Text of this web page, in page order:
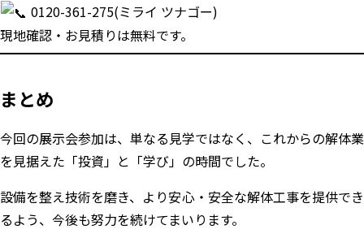
0120-361-275(ミライ ツナゴー)
現地確認・お見積りは無料です。
まとめ
今回の展示会参加は、単なる見学ではなく、これからの解体業
を見据えた「投資」と「学び」の時間でした。
設備を整え技術を磨き、より安心・安全な解体工事を提供でき
るよう、今後も努力を続けてまいります。